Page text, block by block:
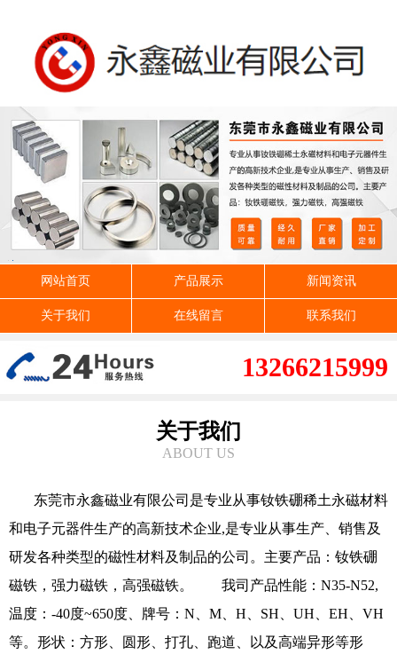
网站首页 产品展示 新闻资讯
关于我们 在线留言 联系我们
13266215999
关于我们
ABOUT US
东莞市永鑫磁业有限公司是专业从事钕铁硼稀土永磁材料
和电子元器件生产的高新技术企业,是专业从事生产、销售及
研发各种类型的磁性材料及制品的公司。主要产品：钕铁硼
磁铁，强力磁铁，高强磁铁。 我司产品性能：N35-N52,
温度：-40度~650度、牌号：N、M、H、SH、UH、EH、VH
等。形状：方形、圆形、打孔、跑道、以及高端异形等形